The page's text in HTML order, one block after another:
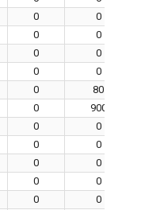
0
0
0
0
0
0
0
0
0
80
0
900
0
0
0
0
0
0
0
0
0
0